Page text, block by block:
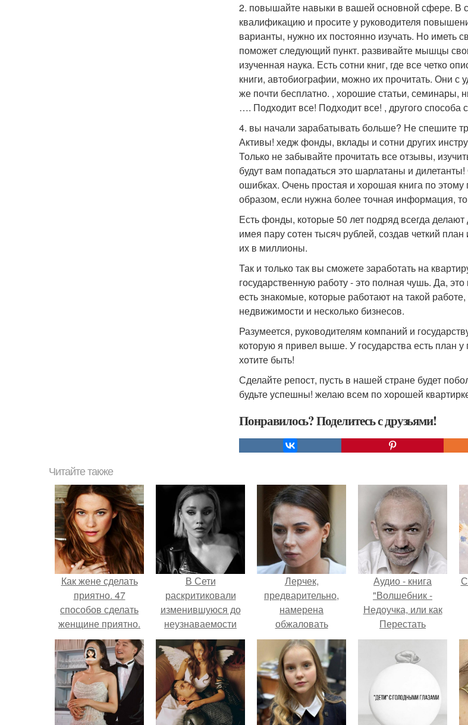
2. повышайте навыки в вашей основной сфере. В
квалификацию и просите у руководителя
варианты, нужно их постоянно изучать. Но иметь
поможет следующий пункт. развивайте мышцы
изученная наука. Есть сотни книг, где все четко
книги, автобиографии, можно их прочитать. Они с
же почти бесплатно. , хорошие статьи, семинары,
…. Подходит все! Подходит все! , другого
4. вы начали зарабатывать больше? Не спешите
Активы! хедж фонды, вклады и сотни других
Только не забывайте прочитать все отзывы,
будут вам попадаться это шарлатаны и
ошибках. Очень простая и хорошая книга по
образом, если нужна более точная информация,
Есть фонды, которые 50 лет подряд всегда
имея пару сотен тысяч рублей, создав четкий
их в миллионы.
Так и только так вы сможете заработать на
государственную работу - это полная чушь. Да,
есть знакомые, которые работают на такой
недвижимости и несколько бизнесов.
Разумеется, руководителям компаний и
которую я привел выше. У государства есть план
хотите быть!
Сделайте репост, пусть в нашей стране будет
будьте успешны! желаю всем по хорошей
Понравилось? Поделитесь с друзьями!
Читайте также
Как жене сделать
приятно. 47
способов сделать
женщине приятно.
В Сети
раскритиковали
изменившуюся до
неузнаваемости
Марину зудину.
Лерчек,
предварительно,
намерена
обжаловать
приговор.
Аудио - книга
"Волшебник -
Недоучка, или как
Перестать
Заказывать
Неприятности"
Александра свияша
популярнейших
книг по психологии.